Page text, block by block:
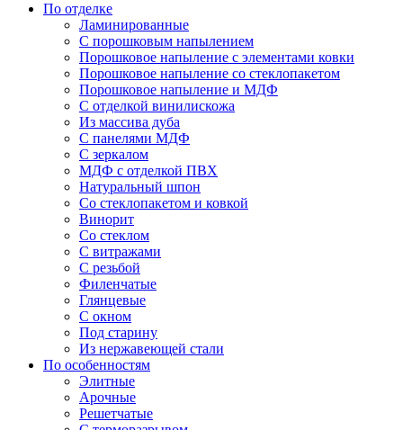
По отделке
Ламинированные
С порошковым напылением
Порошковое напыление с элементами ковки
Порошковое напыление со стеклопакетом
Порошковое напыление и МДФ
С отделкой винилискожа
Из массива дуба
С панелями МДФ
С зеркалом
МДФ с отделкой ПВХ
Натуральный шпон
Со стеклопакетом и ковкой
Винорит
Со стеклом
С витражами
С резьбой
Филенчатые
Глянцевые
С окном
Под старину
Из нержавеющей стали
По особенностям
Элитные
Арочные
Решетчатые